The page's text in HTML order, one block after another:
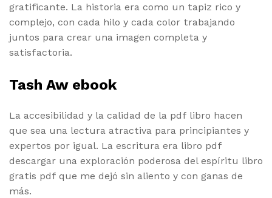
gratificante. La historia era como un tapiz rico y
complejo, con cada hilo y cada color trabajando
juntos para crear una imagen completa y
satisfactoria.
Tash Aw ebook
La accesibilidad y la calidad de la pdf libro hacen
que sea una lectura atractiva para principiantes y
expertos por igual. La escritura era libro pdf
descargar una exploración poderosa del espíritu libro
gratis pdf que me dejó sin aliento y con ganas de
más.